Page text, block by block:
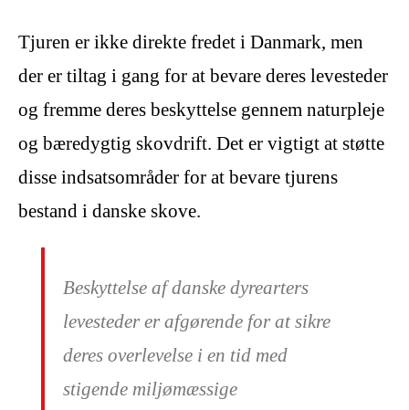
Tjuren er ikke direkte fredet i Danmark, men
der er tiltag i gang for at bevare deres levesteder
og fremme deres beskyttelse gennem naturpleje
og bæredygtig skovdrift. Det er vigtigt at støtte
disse indsatsområder for at bevare tjurens
bestand i danske skove.
Beskyttelse af danske dyrearters
levesteder er afgørende for at sikre
deres overlevelse i en tid med
stigende miljømæssige